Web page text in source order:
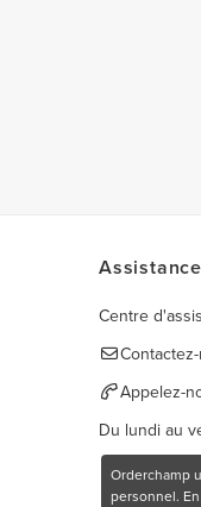
Assistance
Centre
Appelez-
Du lundi au
Orderchamp
personnel.